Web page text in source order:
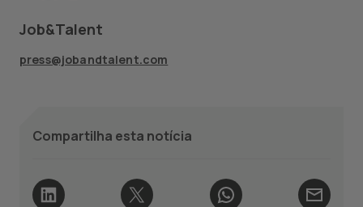
Job&Talent
press@jobandtalent.com
Compartilha esta notícia